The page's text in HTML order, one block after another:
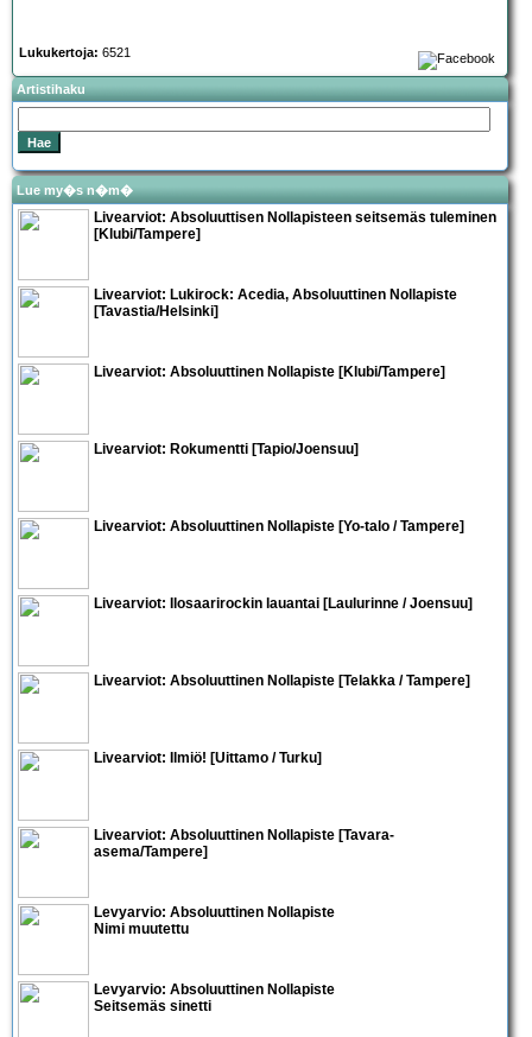
Lukukertoja: 6521
Artistihaku
Lue my�s n�m�
Livearviot: Absoluuttisen Nollapisteen seitsemäs tuleminen
[Klubi/Tampere]
Livearviot: Lukirock: Acedia, Absoluuttinen Nollapiste
[Tavastia/Helsinki]
Livearviot: Absoluuttinen Nollapiste [Klubi/Tampere]
Livearviot: Rokumentti [Tapio/Joensuu]
Livearviot: Absoluuttinen Nollapiste [Yo-talo / Tampere]
Livearviot: Ilosaarirockin lauantai [Laulurinne / Joensuu]
Livearviot: Absoluuttinen Nollapiste [Telakka / Tampere]
Livearviot: Ilmiö! [Uittamo / Turku]
Livearviot: Absoluuttinen Nollapiste [Tavara-
asema/Tampere]
Levyarvio: Absoluuttinen Nollapiste
Nimi muutettu
Levyarvio: Absoluuttinen Nollapiste
Seitsemäs sinetti